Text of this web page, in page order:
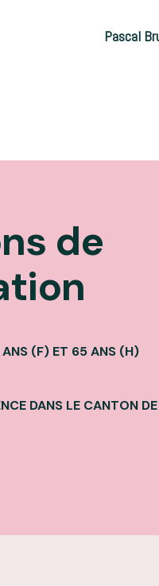
Pascal
de
(F) ET 65 ANS (H)
DANS LE CANTON